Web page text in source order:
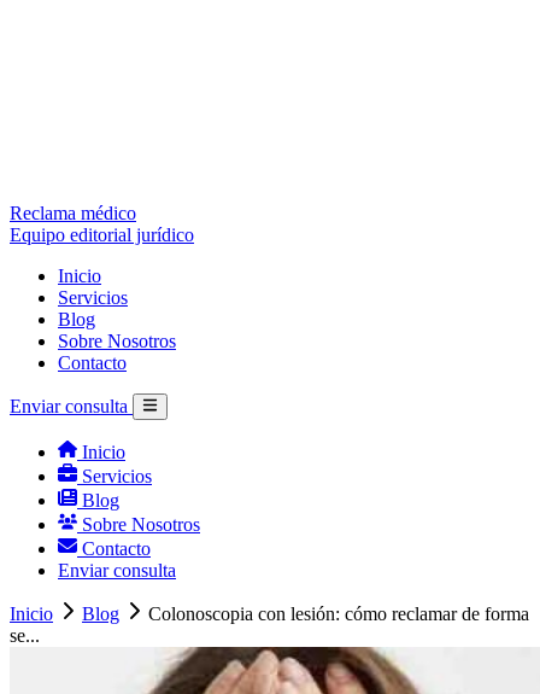
Reclama médico
Equipo editorial jurídico
Inicio
Servicios
Blog
Sobre Nosotros
Contacto
Enviar consulta
Inicio
Servicios
Blog
Sobre Nosotros
Contacto
Enviar consulta
Inicio Blog
Colonoscopia con lesión: cómo reclamar de forma
se...